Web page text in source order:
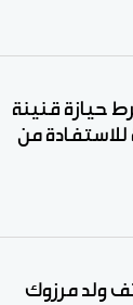
حيازة قنينة
للاستفادة من
ولد مرزوك